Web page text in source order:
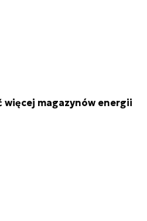
więcej magazynów energii